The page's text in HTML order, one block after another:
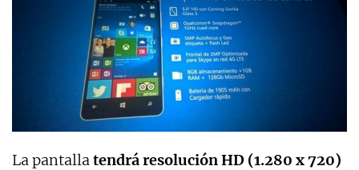
La pantallatendrá resolución HD (1.280 x 720)